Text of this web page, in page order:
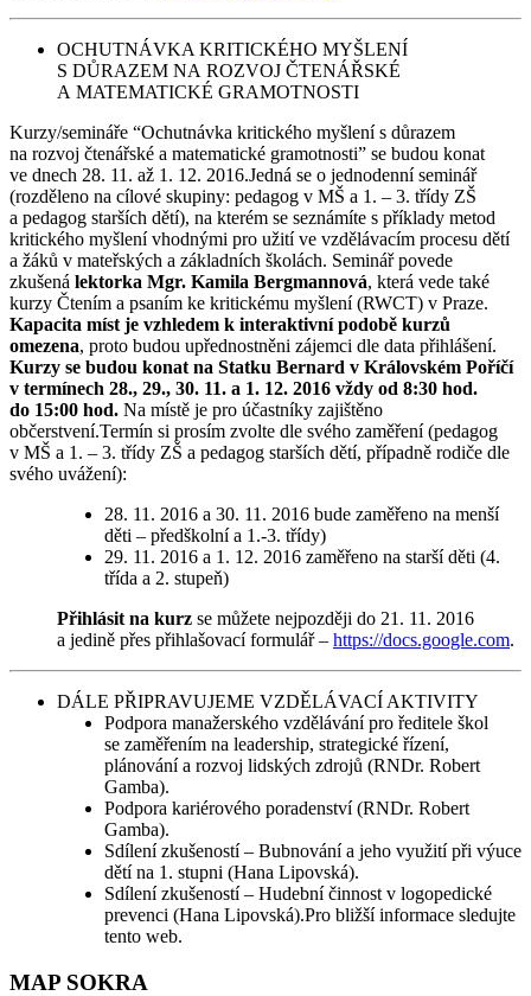
OCHUTNÁVKA KRITICKÉHO MYŠLENÍ
S DŮRAZEM NA ROZVOJ ČTENÁŘSKÉ
A MATEMATICKÉ GRAMOTNOSTI
Kurzy/semináře “Ochutnávka kritického myšlení s důrazem
na rozvoj čtenářské a matematické gramotnosti” se budou konat
ve dnech 28. 11. až 1. 12. 2016.Jedná se o jednodenní seminář
(rozděleno na cílové skupiny: pedagog v MŠ a 1. – 3. třídy ZŠ
a pedagog starších dětí), na kterém se seznámíte s příklady metod
kritického myšlení vhodnými pro užití ve vzdělávacím procesu dětí
a žáků v mateřských a základních školách. Seminář povede
zkušená lektorka Mgr. Kamila Bergmannová, která vede také
kurzy Čtením a psaním ke kritickému myšlení (RWCT) v Praze.
Kapacita míst je vzhledem k interaktivní podobě kurzů
omezena, proto budou upřednostněni zájemci dle data přihlášení.
Kurzy se budou konat na Statku Bernard v Královském Poříčí
v termínech 28., 29., 30. 11. a 1. 12. 2016 vždy od 8:30 hod.
do 15:00 hod. Na místě je pro účastníky zajištěno
občerstvení.Termín si prosím zvolte dle svého zaměření (pedagog
v MŠ a 1. – 3. třídy ZŠ a pedagog starších dětí, případně rodiče dle
svého uvážení):
28. 11. 2016 a 30. 11. 2016 bude zaměřeno na menší
děti – předškolní a 1.-3. třídy)
29. 11. 2016 a 1. 12. 2016 zaměřeno na starší děti (4.
třída a 2. stupeň)
Přihlásit na kurz se můžete nejpozději do 21. 11. 2016
a jedině přes přihlašovací formulář – https://docs.google.com.
DÁLE PŘIPRAVUJEME VZDĚLÁVACÍ AKTIVITY
Podpora manažerského vzdělávání pro ředitele škol
se zaměřením na leadership, strategické řízení,
plánování a rozvoj lidských zdrojů (RNDr. Robert
Gamba).
Podpora kariérového poradenství (RNDr. Robert
Gamba).
Sdílení zkušeností – Bubnování a jeho využití při výuce
dětí na 1. stupni (Hana Lipovská).
Sdílení zkušeností – Hudební činnost v logopedické
prevenci (Hana Lipovská).Pro bližší informace sledujte
tento web.
MAP SOKRA